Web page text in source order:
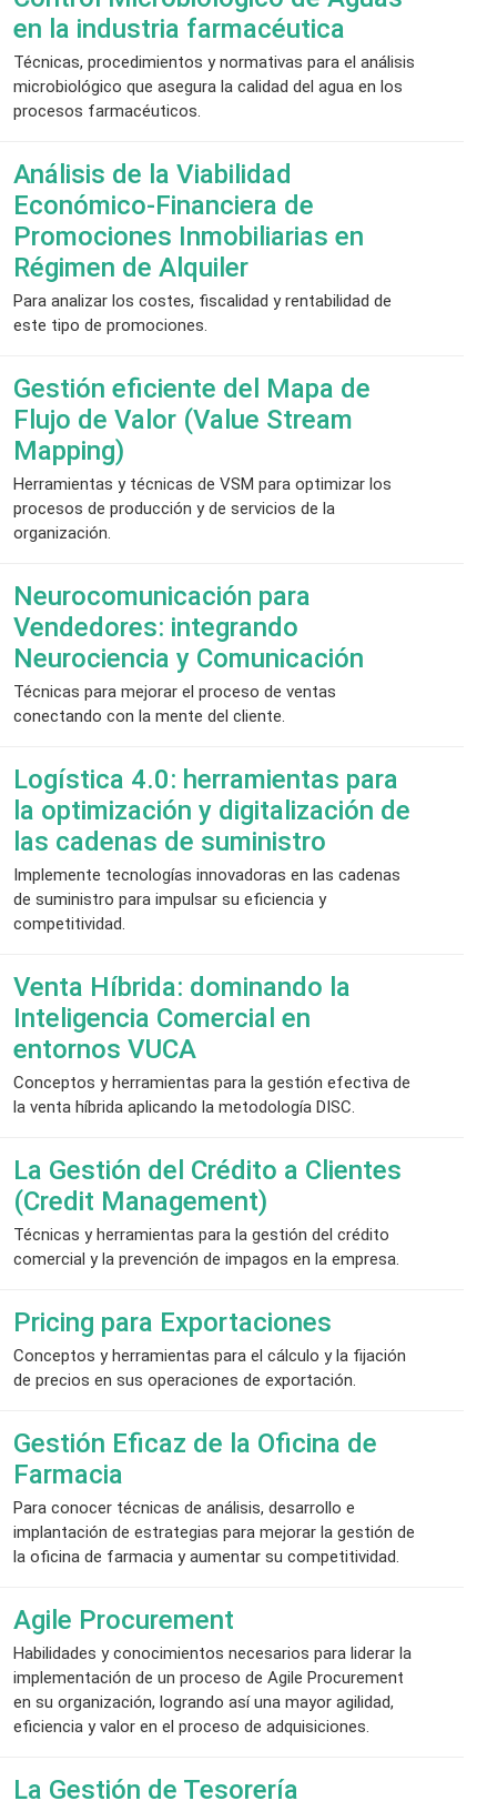
en la industria farmacéutica
Técnicas, procedimientos y normativas para el análisis
microbiológico que asegura la calidad del agua en los
procesos farmacéuticos.
Análisis de la Viabilidad
Económico-Financiera de
Promociones Inmobiliarias en
Régimen de Alquiler
Para analizar los costes, fiscalidad y rentabilidad de
este tipo de promociones.
Gestión eficiente del Mapa de
Flujo de Valor (Value Stream
Mapping)
Herramientas y técnicas de VSM para optimizar los
procesos de producción y de servicios de la
organización.
Neurocomunicación para
Vendedores: integrando
Neurociencia y Comunicación
Técnicas para mejorar el proceso de ventas
conectando con la mente del cliente.
Logística 4.0: herramientas para
la optimización y digitalización de
las cadenas de suministro
Implemente tecnologías innovadoras en las cadenas
de suministro para impulsar su eficiencia y
competitividad.
Venta Híbrida: dominando la
Inteligencia Comercial en
entornos VUCA
Conceptos y herramientas para la gestión efectiva de
la venta híbrida aplicando la metodología DISC.
La Gestión del Crédito a Clientes
(Credit Management)
Técnicas y herramientas para la gestión del crédito
comercial y la prevención de impagos en la empresa.
Pricing para Exportaciones
Conceptos y herramientas para el cálculo y la fijación
de precios en sus operaciones de exportación.
Gestión Eficaz de la Oficina de
Farmacia
Para conocer técnicas de análisis, desarrollo e
implantación de estrategias para mejorar la gestión de
la oficina de farmacia y aumentar su competitividad.
Agile Procurement
Habilidades y conocimientos necesarios para liderar la
implementación de un proceso de Agile Procurement
en su organización, logrando así una mayor agilidad,
eficiencia y valor en el proceso de adquisiciones.
La Gestión de Tesorería